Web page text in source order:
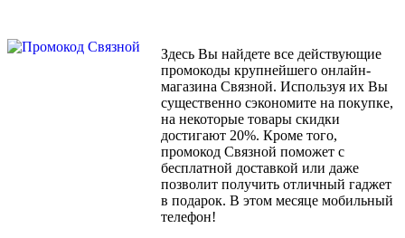
Здесь Вы найдете все действующие
промокоды крупнейшего онлайн-
магазина Связной. Используя их Вы
существенно сэкономите на покупке,
на некоторые товары скидки
достигают 20%. Кроме того,
промокод Связной поможет с
бесплатной доставкой или даже
позволит получить отличный гаджет
в подарок. В этом месяце мобильный
телефон!